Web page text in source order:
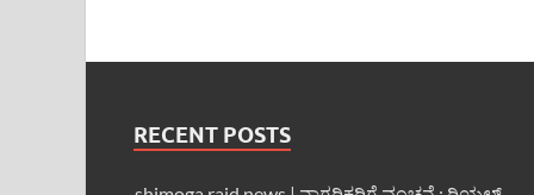
RECENT POSTS